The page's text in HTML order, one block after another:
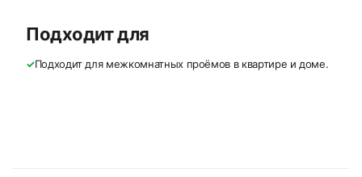
Подходит для
✓Подходит для межкомнатных проёмов в квартире и доме.